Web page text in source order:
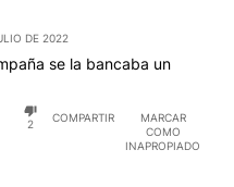
DE 2022
se la bancaba un
2
COMPARTIR
MARCAR
COMO
INAPROPIADO